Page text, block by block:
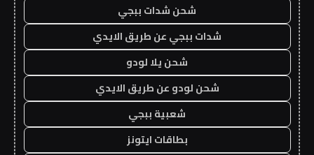
شحن شدات ببجي
شدات ببجي عن طريق الايدي
شحن يلا لودو
شحن لودو عن طريق الايدي
شعبية ببجي
بطاقات ايتونز